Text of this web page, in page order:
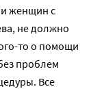
женщин с
не должно
то о помощи
проблем
Все